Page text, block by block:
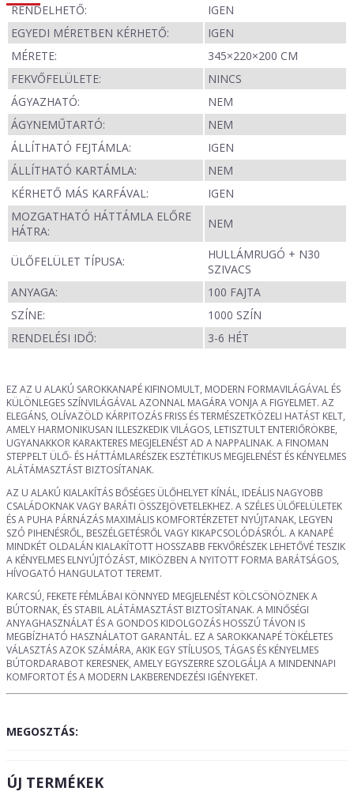
RENDELHETŐ:
IGEN
EGYEDI MÉRETBEN KÉRHETŐ:
IGEN
MÉRETE:
345×220×200 CM
FEKVŐFELÜLETE:
NINCS
ÁGYAZHATÓ:
NEM
ÁGYNEMŰTARTÓ:
NEM
ÁLLÍTHATÓ FEJTÁMLA:
IGEN
ÁLLÍTHATÓ KARTÁMLA:
NEM
KÉRHETŐ MÁS KARFÁVAL:
IGEN
MOZGATHATÓ HÁTTÁMLA ELŐRE
HÁTRA:
NEM
ÜLŐFELÜLET TÍPUSA:
HULLÁMRUGÓ + N30
SZIVACS
ANYAGA:
100 FAJTA
SZÍNE:
1000 SZÍN
RENDELÉSI IDŐ:
3-6 HÉT
EZ AZ U ALAKÚ SAROKKANAPÉ KIFINOMULT, MODERN FORMAVILÁGÁVAL ÉS
KÜLÖNLEGES SZÍNVILÁGÁVAL AZONNAL MAGÁRA VONJA A FIGYELMET. AZ
ELEGÁNS, OLÍVAZÖLD KÁRPITOZÁS FRISS ÉS TERMÉSZETKÖZELI HATÁST KELT,
AMELY HARMONIKUSAN ILLESZKEDIK VILÁGOS, LETISZTULT ENTERIŐRÖKBE,
UGYANAKKOR KARAKTERES MEGJELENÉST AD A NAPPALINAK. A FINOMAN
STEPPELT ÜLŐ- ÉS HÁTTÁMLARÉSZEK ESZTÉTIKUS MEGJELENÉST ÉS KÉNYELMES
ALÁTÁMASZTÁST BIZTOSÍTANAK.
AZ U ALAKÚ KIALAKÍTÁS BŐSÉGES ÜLŐHELYET KÍNÁL, IDEÁLIS NAGYOBB
CSALÁDOKNAK VAGY BARÁTI ÖSSZEJÖVETELEKHEZ. A SZÉLES ÜLŐFELÜLETEK
ÉS A PUHA PÁRNÁZÁS MAXIMÁLIS KOMFORTÉRZETET NYÚJTANAK, LEGYEN
SZÓ PIHENÉSRŐL, BESZÉLGETÉSRŐL VAGY KIKAPCSOLÓDÁSRÓL. A KANAPÉ
MINDKÉT OLDALÁN KIALAKÍTOTT HOSSZABB FEKVŐRÉSZEK LEHETŐVÉ TESZIK
A KÉNYELMES ELNYÚJTÓZÁST, MIKÖZBEN A NYITOTT FORMA BARÁTSÁGOS,
HÍVOGATÓ HANGULATOT TEREMT.
KARCSÚ, FEKETE FÉMLÁBAI KÖNNYED MEGJELENÉST KÖLCSÖNÖZNEK A
BÚTORNAK, ÉS STABIL ALÁTÁMASZTÁST BIZTOSÍTANAK. A MINŐSÉGI
ANYAGHASZNÁLAT ÉS A GONDOS KIDOLGOZÁS HOSSZÚ TÁVON IS
MEGBÍZHATÓ HASZNÁLATOT GARANTÁL. EZ A SAROKKANAPÉ TÖKÉLETES
VÁLASZTÁS AZOK SZÁMÁRA, AKIK EGY STÍLUSOS, TÁGAS ÉS KÉNYELMES
BÚTORDARABOT KERESNEK, AMELY EGYSZERRE SZOLGÁLJA A MINDENNAPI
KOMFORTOT ÉS A MODERN LAKBERENDEZÉSI IGÉNYEKET.
MEGOSZTÁS:
ÚJ TERMÉKEK